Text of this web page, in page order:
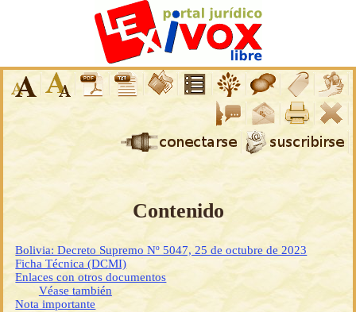
Contenido
Bolivia: Decreto Supremo Nº 5047, 25 de octubre de 2023
Ficha Técnica (DCMI)
Enlaces con otros documentos
Véase también
Nota importante